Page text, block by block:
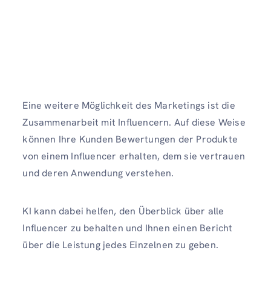
Eine weitere Möglichkeit des Marketings ist die
Zusammenarbeit mit Influencern. Auf diese Weise
können Ihre Kunden Bewertungen der Produkte
von einem Influencer erhalten, dem sie vertrauen
und deren Anwendung verstehen.
KI kann dabei helfen, den Überblick über alle
Influencer zu behalten und Ihnen einen Bericht
über die Leistung jedes Einzelnen zu geben.